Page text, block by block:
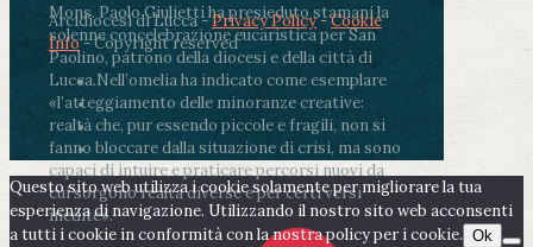
Mons. Paolo Giulietti ha presieduto stamani la
solenne concelebrazione eucaristica per San
Paolino, patrono della diocesi e della città di
Lucca.Nell’omelia ha indicato come esemplare
«l’atteggiamento delle minoranze creative:
realtà che, pur essendo piccole e fragili, non si
fanno bloccare dalla situazione di crisi, ma sono
capaci di intuire e praticare percorsi nuovi da
cui sorgono realtà diverse e per certi versi
inedite».
Arcidiocesi di Lucca -Privacy Policy-Cookie
Info- Copyright reserved
Questo sito web utilizza i cookie solamente per migliorare la tua
esperienza di navigazione. Utilizzando il nostro sito web acconsenti
a tutti i cookie in conformità con la nostra policy per i cookie. Ok